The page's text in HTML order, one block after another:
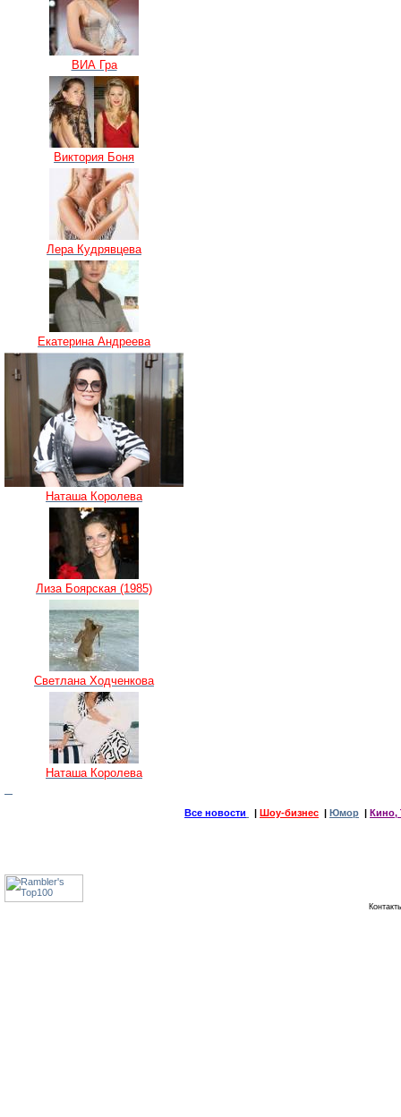
ВИА Гра
Виктория Боня
Лера Кудрявцева
Екатерина Андреева
Наташа Королева
Лиза Боярская (1985)
Светлана Ходченкова
Наташа Королева
Все новости Шоу-бизнес Юмор Кино,